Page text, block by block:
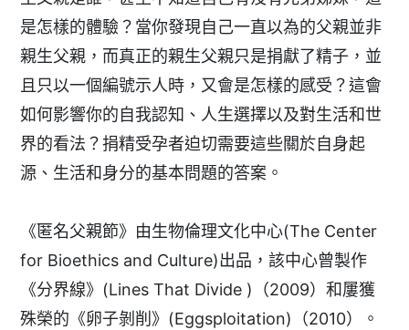
是怎樣的體驗？當你發現自己一直以為的父親並非
親生父親，而真正的親生父親只是捐獻了精子，並
且只以一個編號示人時，又會是怎樣的感受？這會
如何影響你的自我認知、人生選擇以及對生活和世
界的看法？捐精受孕者迫切需要這些關於自身起
源、生活和身分的基本問題的答案。
《匿名父親節》由生物倫理文化中心(The Center
for Bioethics and Culture)出品，該中心曾製作
《分界線》(Lines That Divide )（2009）和屢獲
殊榮的《卵子剝削》(Eggsploitation)（2010）。